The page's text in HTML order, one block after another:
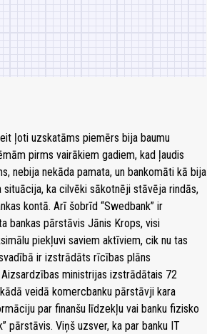
ļoti uzskatāms piemērs bija baumu
pirms vairākiem gadiem, kad ļaudis
nebija nekāda pamata, un bankomāti kā bija
ka cilvēki sākotnēji stāvēja rindās,
kontā. Arī šobrīd “Swedbank” ir
bankas pārstāvis Jānis Krops, visi
piekļuvi saviem aktīviem, cik nu tas
ir izstrādāts rīcības plāns
ministrijas izstrādātais 72
veidā komercbanku pārstāvji kara
par finanšu līdzekļu vai banku fizisko
pārstāvis. Viņš uzsver, ka par banku IT